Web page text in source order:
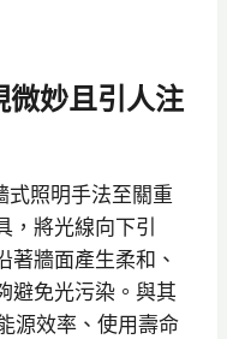
微妙且引人注
式照明手法至關重
，將光線向下引
著牆面產生柔和、
避免光污染。與其
源效率、使用壽命